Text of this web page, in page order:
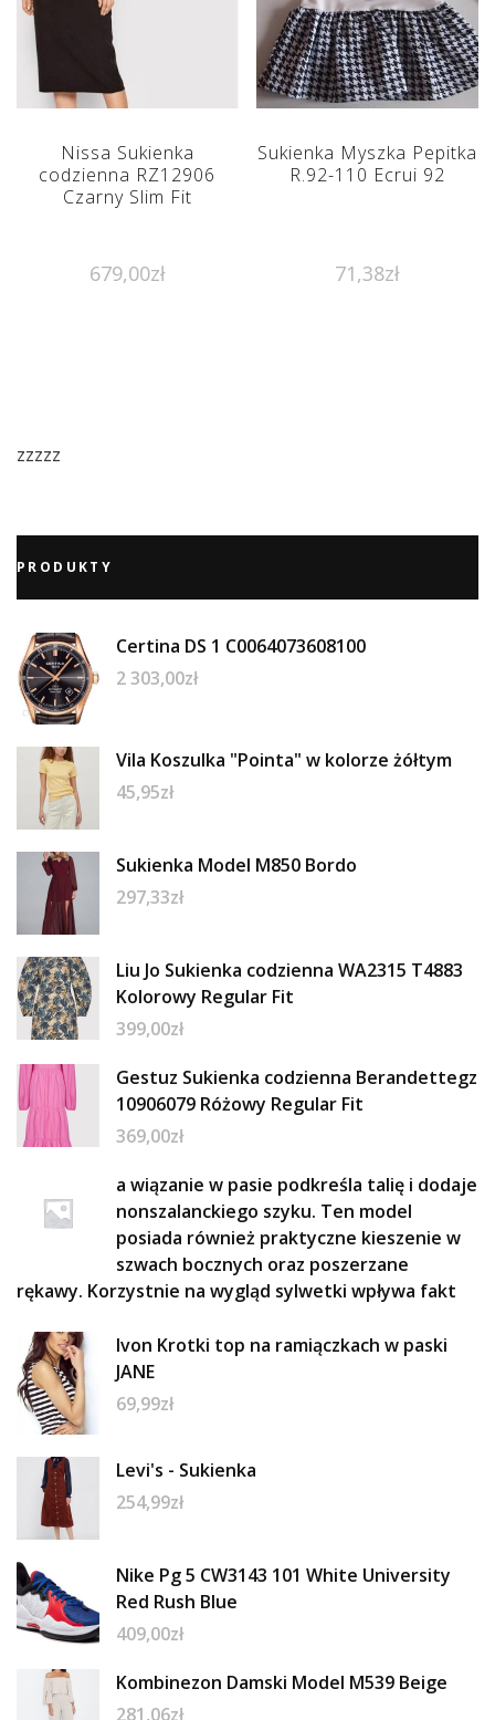
Nissa Sukienka
codzienna RZ12906
Czarny Slim Fit
679,00zł
Sukienka Myszka Pepitka
R.92-110 Ecrui 92
71,38zł
zzzzz
PRODUKTY
Certina DS 1 C0064073608100
2 303,00zł
Vila Koszulka "Pointa" w kolorze żółtym
45,95zł
Sukienka Model M850 Bordo
297,33zł
Liu Jo Sukienka codzienna WA2315 T4883
Kolorowy Regular Fit
399,00zł
Gestuz Sukienka codzienna Berandettegz
10906079 Różowy Regular Fit
369,00zł
a wiązanie w pasie podkreśla talię i dodaje
nonszalanckiego szyku. Ten model
posiada również praktyczne kieszenie w
szwach bocznych oraz poszerzane
rękawy. Korzystnie na wygląd sylwetki wpływa fakt
Ivon Krotki top na ramiączkach w paski
JANE
69,99zł
Levi's - Sukienka
254,99zł
Nike Pg 5 CW3143 101 White University
Red Rush Blue
409,00zł
Kombinezon Damski Model M539 Beige
281,06zł